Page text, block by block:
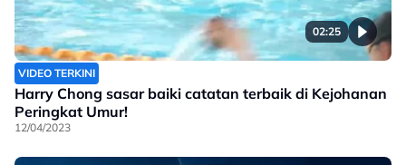
02:25
VIDEO TERKINI
Harry Chong sasar baiki catatan terbaik di Kejohanan
Peringkat Umur!
12/04/2023